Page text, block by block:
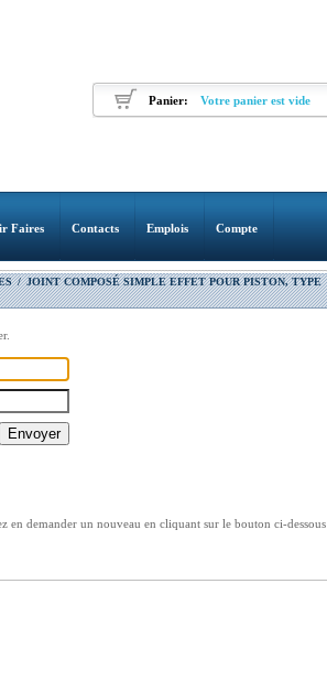
Panier: Votre panier est vide
Faires Contacts Emplois Compte
/ JOINT COMPOSÉ SIMPLE EFFET POUR PISTON, TYPE
en demander un nouveau en cliquant sur le bouton ci-dessous